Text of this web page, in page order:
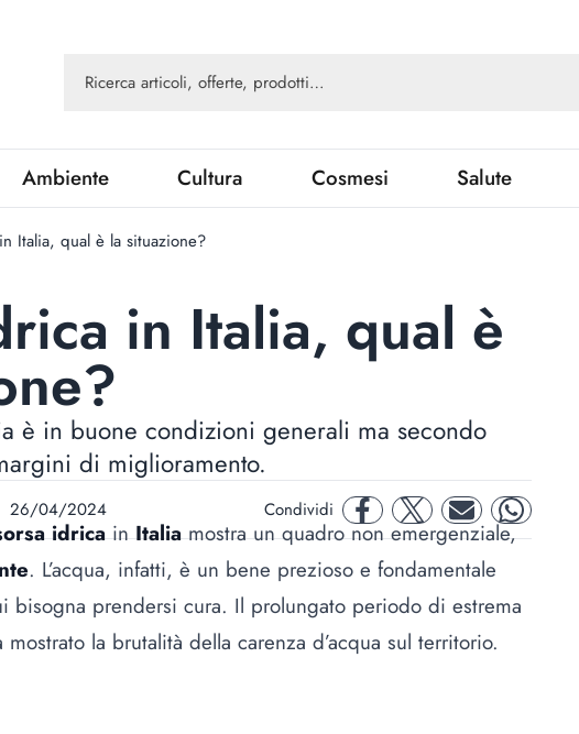
Ambiente Cultura Cosmesi Salute
Italia, qual è la situazione?
in Italia, qual è
è in buone condizioni generali ma secondo
di miglioramento.
26/04/2024 Condividi facebooktwitter mail whatsapp
idricainItaliamostra un quadro non emergenziale,
. L’acqua, infatti, è un bene prezioso e fondamentale
bisogna prendersi cura. Il prolungato periodo di estrema
la brutalità della carenza d’acqua sul territorio.